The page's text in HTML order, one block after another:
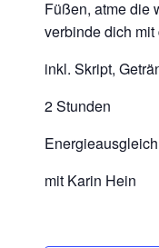
Füßen, atme die
verbinde dich mit
inkl. Skript,
2 Stunden
mit Karin Hein